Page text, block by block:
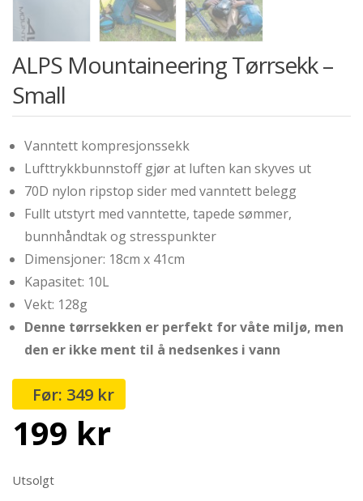
ALPS Mountaineering Tørrsekk –
Small
Vanntett kompresjonssekk
Lufttrykkbunnstoff gjør at luften kan skyves ut
70D nylon ripstop sider med vanntett belegg
Fullt utstyrt med vanntette, tapede sømmer,
bunnhåndtak og stresspunkter
Dimensjoner: 18cm x 41cm
Kapasitet: 10L
Vekt: 128g
Denne tørrsekken er perfekt for våte miljø, men
den er ikke ment til å nedsenkes i vann
349 kr
199 kr
Utsolgt